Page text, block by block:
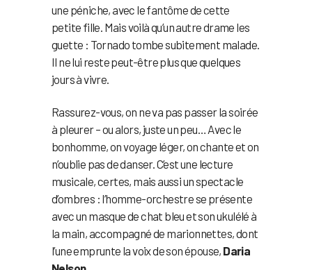
une péniche, avec le fantôme de cette
petite fille. Mais voilà qu’un autre drame les
guette : Tornado tombe subitement malade.
Il ne lui reste peut-être plus que quelques
jours à vivre.
Rassurez-vous, on ne va pas passer la soirée
à pleurer – ou alors, juste un peu… Avec le
bonhomme, on voyage léger, on chante et on
n’oublie pas de danser. C’est une lecture
musicale, certes, mais aussi un spectacle
d’ombres : l’homme-orchestre se présente
avec un masque de chat bleu et son ukulélé à
la main, accompagné de marionnettes, dont
l’une emprunte la voix de son épouse, Daria